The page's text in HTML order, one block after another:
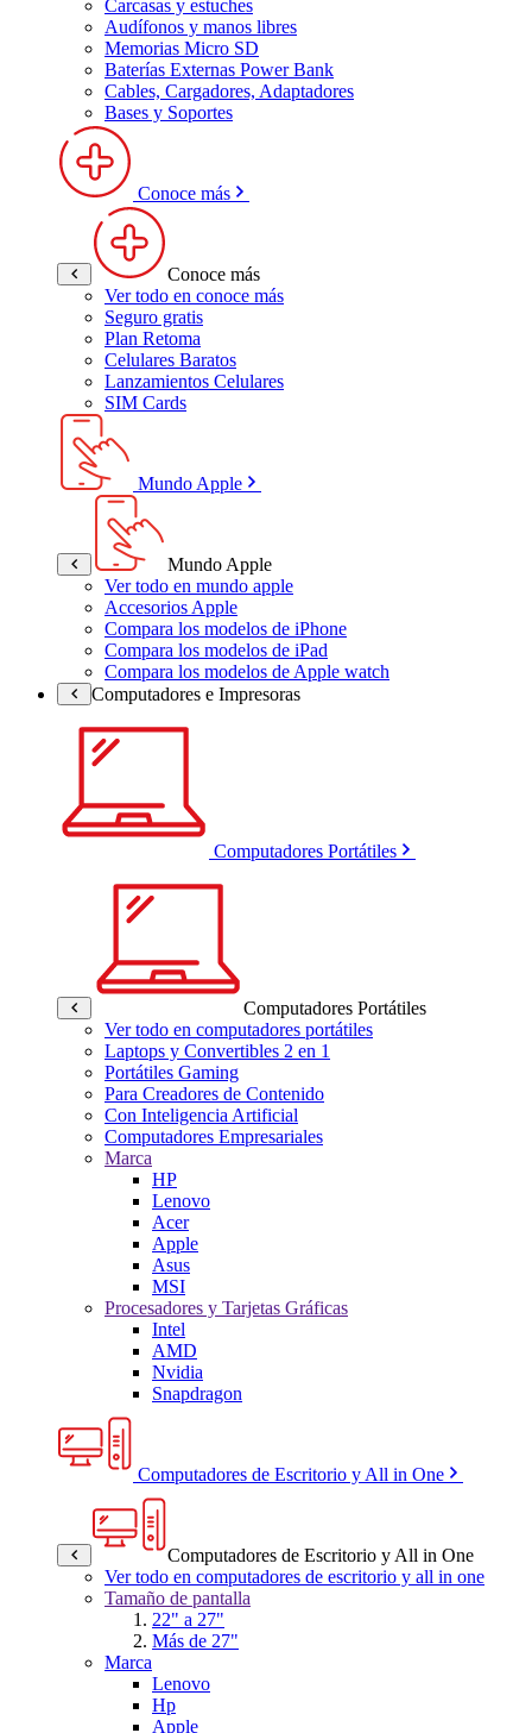
Carcasas y estuches
Audífonos y manos libres
Memorias Micro SD
Baterías Externas Power Bank
Cables, Cargadores, Adaptadores
Bases y Soportes
Conoce más
Conoce más
Ver todo en conoce más
Seguro gratis
Plan Retoma
Celulares Baratos
Lanzamientos Celulares
SIM Cards
Mundo Apple
Mundo Apple
Ver todo en mundo apple
Accesorios Apple
Compara los modelos de iPhone
Compara los modelos de iPad
Compara los modelos de Apple watch
Computadores e Impresoras
Computadores Portátiles
Computadores Portátiles
Ver todo en computadores portátiles
Laptops y Convertibles 2 en 1
Portátiles Gaming
Para Creadores de Contenido
Con Inteligencia Artificial
Computadores Empresariales
Marca
HP
Lenovo
Acer
Apple
Asus
MSI
Procesadores y Tarjetas Gráficas
Intel
AMD
Nvidia
Snapdragon
Computadores de Escritorio y All in One
Computadores de Escritorio y All in One
Ver todo en computadores de escritorio y all in one
Tamaño de pantalla
22" a 27"
Más de 27"
Marca
Lenovo
Hp
Apple